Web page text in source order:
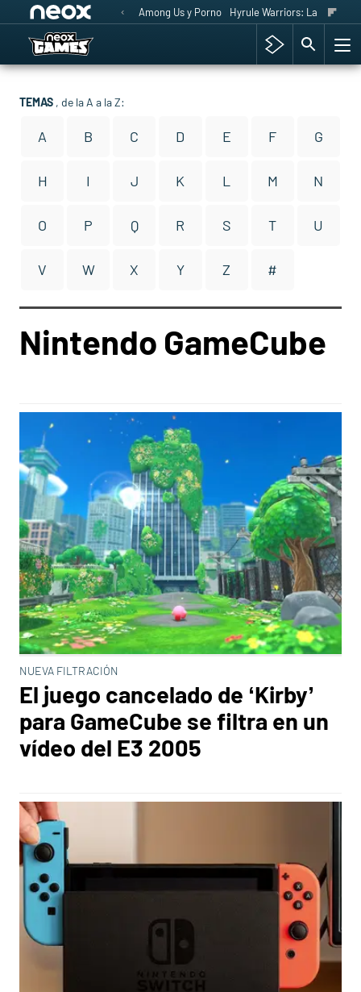
Among Us y Porno Hyrule Warriors: La Era del
TEMAS , de la A a la Z:
A B C D E F G
H I J K L M N
O P Q R S T U
V W X Y Z #
Nintendo GameCube
NUEVA FILTRACIÓN
El juego cancelado de ‘Kirby’
para GameCube se filtra en un
vídeo del E3 2005